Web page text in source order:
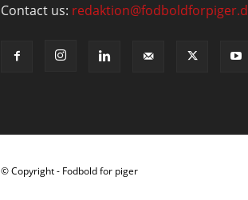
Contact us:
© Copyright - Fodbold for piger